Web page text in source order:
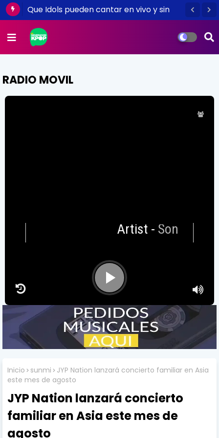
Que Idols pueden cantar en vivo y sin
(Part I)
RADIO MOVIL
Artist-Songtitle
Inicio sunmi
JYP Nation lanzará concierto familiar en Asia
este mes de agosto
JYP Nation lanzará concierto
familiar en Asia este mes de
agosto